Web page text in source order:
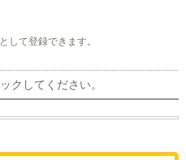
して登録できます。
クしてください。